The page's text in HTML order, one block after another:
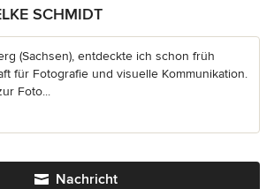
SCHMIDT
(Sachsen), entdeckte ich schon früh
für Fotografie und visuelle Kommunikation.
Foto...
Nachricht